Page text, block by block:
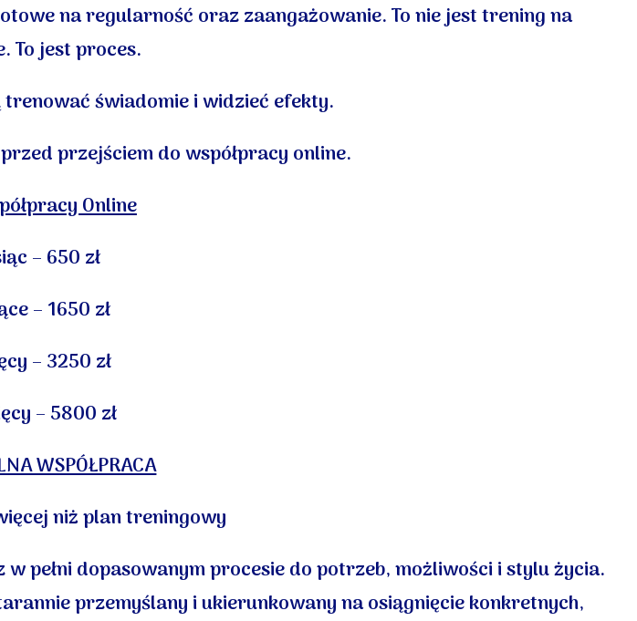
na regularność oraz zaangażowanie. To nie jest trening na
To jest proces.
świadomie i widzieć efekty.
przejściem do współpracy online.
Online
– 650 zł
– 1650 zł
– 3250 zł
– 5800 zł
WSPÓŁPRACA
niż plan treningowy
pełni dopasowanym procesie do potrzeb, możliwości i stylu życia.
przemyślany i ukierunkowany na osiągnięcie konkretnych,